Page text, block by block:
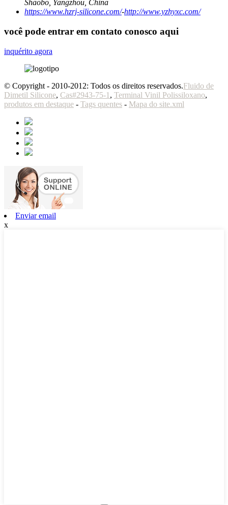
Shaobo, Yangzhou, China
https://www.hzrj-silicone.com/-http://www.yzhyxc.com/
você pode entrar em contato conosco aqui
inquérito agora
© Copyright - 2010-2012: Todos os direitos reservados.Fluido de
Dimetil Silicone, Cas#2943-75-1 , Terminal Vinil Polissiloxano,
produtos em destaque - Tags quentes - Mapa do site.xml
Enviar email
x